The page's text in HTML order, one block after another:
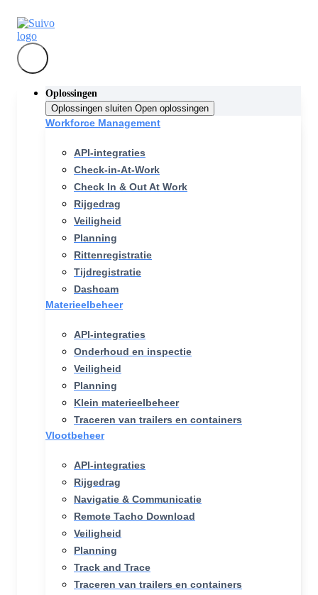
Oplossingen
Oplossingen sluiten Open oplossingen
Workforce Management
API-integraties
Check-in-At-Work
Check In & Out At Work
Rijgedrag
Veiligheid
Planning
Rittenregistratie
Tijdregistratie
Dashcam
Materieelbeheer
API-integraties
Onderhoud en inspectie
Veiligheid
Planning
Klein materieelbeheer
Traceren van trailers en containers
Vlootbeheer
API-integraties
Rijgedrag
Navigatie & Communicatie
Remote Tacho Download
Veiligheid
Planning
Track and Trace
Traceren van trailers en containers